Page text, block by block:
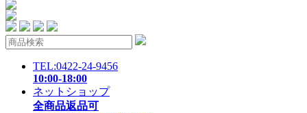
TEL:0422-24-9456
10:00-18:00
ネットショップ
全商品返品可